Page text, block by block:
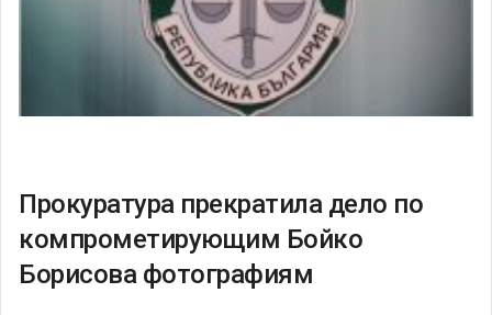
Прокуратура прекратила дело по
компрометирующим Бойко
Борисова фотографиям